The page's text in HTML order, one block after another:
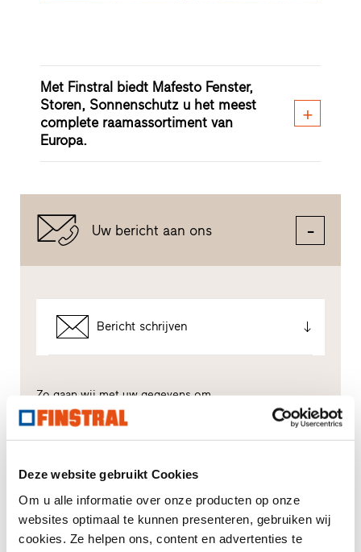
Deze website gebruikt Cookies
Om u alle informatie over onze producten op onze
websites optimaal te kunnen presenteren, gebruiken wij
cookies. Ze helpen ons, content en advertenties te
Met Finstral biedt Mafesto Fenster,
Storen, Sonnenschutz u het meest
complete raamassortiment van
Europa.
Uw bericht aan ons
Bericht schrijven
Zo gaan wij met uw gegevens om.
Wij gebruiken uw gegevens om uw aanvraag zo goed
mogelijk te verwerken - maar niet voor ongewenste
reclame. Hiervoor geven wij u rechtstreeks door aan
details i.v.m. de gegevensverwerking worden
beschreven in dezeprivacyverklaring
Voor welk thema heeft u vooral interesse?